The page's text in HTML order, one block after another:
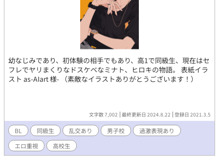
幼なじみであり、初体験の相手でもあり、高1で同級生、現在はセ
フレでヤリまくりなドスケベなミナト、ヒロキの物語。 表紙イラ
スト as-AIart 様- （素敵なイラストありがとうございます！）
文字数 7,002 最終更新日 2024.8.22 登録日 2021.3.5
BL 同級生 乱交あり 男子校
過激表現あり
エロ重視
高校生